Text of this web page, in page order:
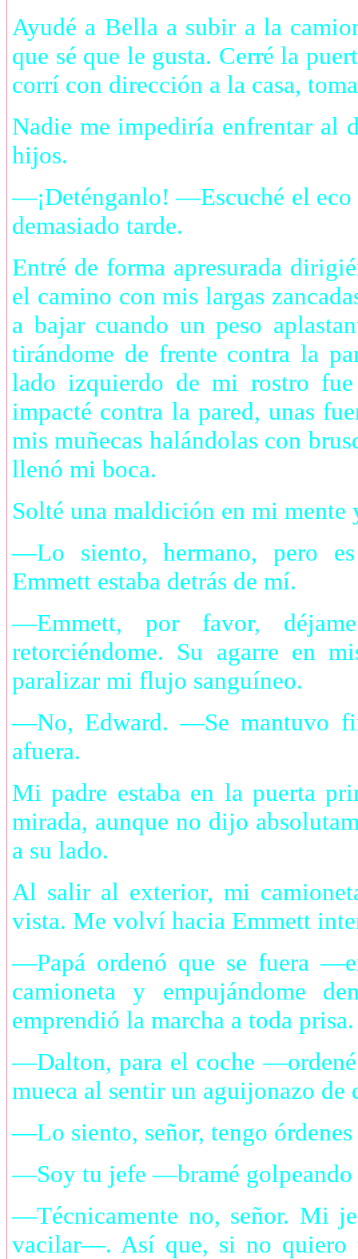
Ayudé a Bella a subir a la
que sé que le gusta. Cerré la
corrí con dirección a la casa,
Nadie me impediría enfrentar al
hijos.
—¡Deténganlo! —Escuché el eco
demasiado tarde.
Entré de forma apresurada
el camino con mis largas
a bajar cuando un peso
tirándome de frente contra la
lado izquierdo de mi rostro
impacté contra la pared, unas
mis muñecas halándolas con
llenó mi boca.
Solté una maldición en mi
—Lo siento, hermano, pero
Emmett estaba detrás de mí.
—Emmett, por favor,
retorciéndome. Su agarre en
paralizar mi flujo sanguíneo.
—No, Edward. —Se mantuvo
afuera.
Mi padre estaba en la puerta
mirada, aunque no dijo
a su lado.
Al salir al exterior, mi
vista. Me volví hacia Emmett
—Papá ordenó que se fuera
camioneta y empujándome
emprendió la marcha a toda prisa.
—Dalton, para el coche —ordené
mueca al sentir un aguijonazo
—Lo siento, señor, tengo
—Soy tu jefe —bramé golpeando
—Técnicamente no, señor. Mi
vacilar—. Así que, si no quiero